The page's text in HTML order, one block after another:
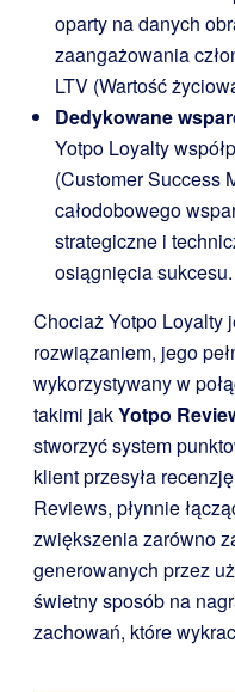
oparty na danych
zaangażowania
LTV (Wartość
Dedykowane
Yotpo Loyalty
(Customer Success
całodobowego
strategiczne i
osiągnięcia sukcesu.
Chociaż Yotpo Loyalty
rozwiązaniem, jego
wykorzystywany w
takimi jakYotpo
stworzyć system
klient przesyła
Reviews, płynnie
zwiększenia zarówno
generowanych przez
świetny sposób na
zachowań, które